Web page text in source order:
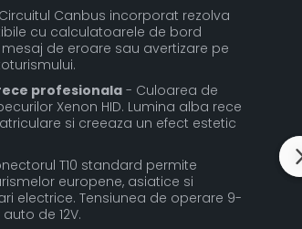
Canbus incorporat rezolva
cu calculatoarele de bord
de eroare sau avertizare pe
profesionala- Culoarea de
Xenon HID. Lumina alba rece
si creeaza un efect estetic
T10 standard permite
europene, asiatice si
electrice. Tensiunea de operare 9-
de 12V.